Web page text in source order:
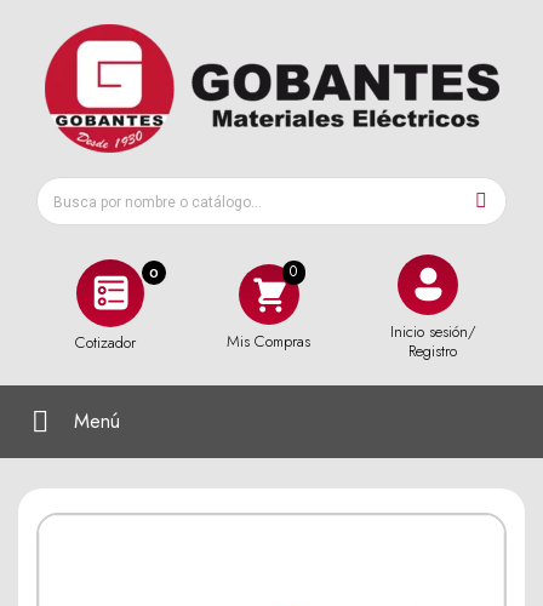
0
Cotizador Mis Compras
Inicio sesión/
Registro
Menú